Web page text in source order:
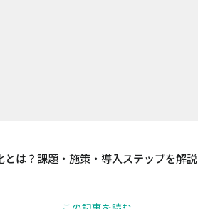
とは？課題・施策・導入ステップを解説